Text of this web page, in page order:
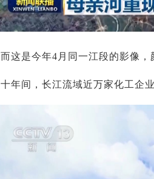
而这是今年4月同一江段的影像，
十年间，长江流域近万家化工企